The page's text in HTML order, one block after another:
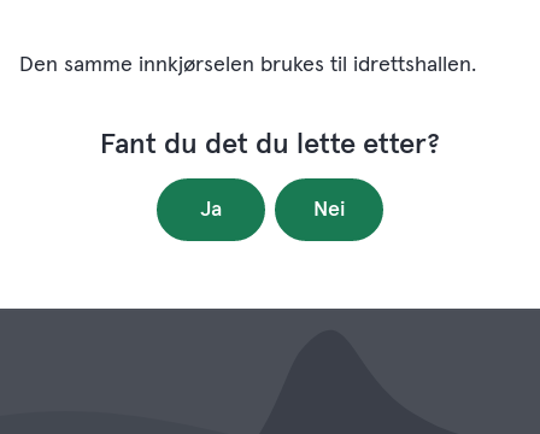
Den samme innkjørselen brukes til idrettshallen.
Fant du det du lette etter?
Ja Nei